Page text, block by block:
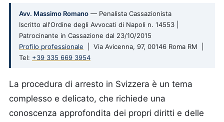
Avv. Massimo Romano — Penalista Cassazionista
Iscritto all'Ordine degli Avvocati di Napoli n. 14553 |
Patrocinante in Cassazione dal 23/10/2015
Profilo professionale | Via Avicenna, 97, 00146 Roma RM |
Tel: +39 335 669 3954
La procedura di arresto in Svizzera è un tema
complesso e delicato, che richiede una
conoscenza approfondita dei propri diritti e delle